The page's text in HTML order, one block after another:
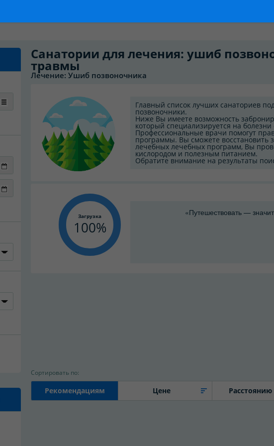
Санатории для лечения: ушиб
травмы
Лечение: Ушиб позвоночника
Главный список лучших санаториев
позвоночники.
Ниже Вы имеете возможность
который специализируется на
Профессиональные врачи помогут
программы. Вы сможете восстановить
лечебных лечебных программ, Вы
кислородом и полезным питанием.
Обратите внимание на результаты
Загрузка
100
«Путешествовать —
Сортировать по:
Рекомендациям Цене Расстоянию